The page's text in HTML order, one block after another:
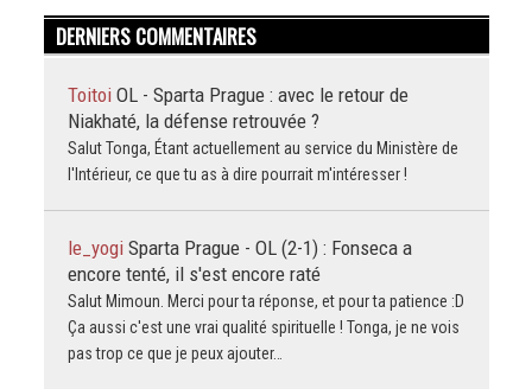
DERNIERS COMMENTAIRES
Toitoi OL - Sparta Prague : avec le retour de
Niakhaté, la défense retrouvée ?
Salut Tonga, Étant actuellement au service du Ministère de
l'Intérieur, ce que tu as à dire pourrait m'intéresser !
le_yogi Sparta Prague - OL (2-1) : Fonseca a
encore tenté, il s'est encore raté
Salut Mimoun. Merci pour ta réponse, et pour ta patience :D
Ça aussi c'est une vrai qualité spirituelle ! Tonga, je ne vois
pas trop ce que je peux ajouter…